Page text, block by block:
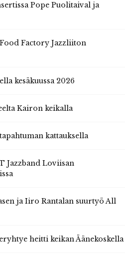
Pope Puolitaival ja
Factory Jazzliiton
kesäkuussa 2026
Kairon keikalla
kattauksella
Jazzband Loviisan
ja Iiro Rantalan suurtyö All
heitti keikan Äänekoskella